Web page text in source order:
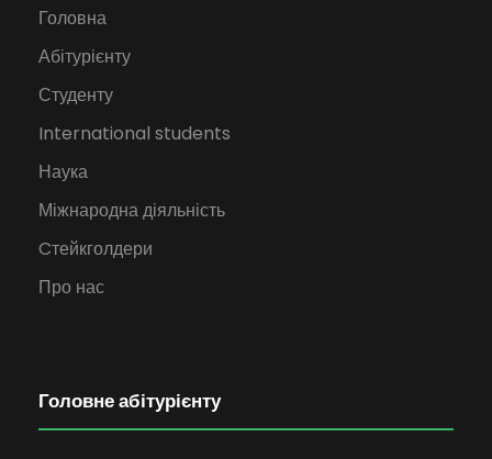
Головна
Абітурієнту
Студенту
International students
Наука
Міжнародна діяльність
Cтейкголдери
Про нас
Головне абітурієнту